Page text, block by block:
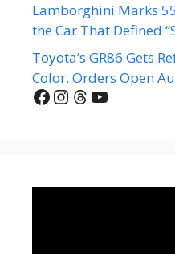
Lamborghini Marks
the Car That Defined
Toyota’s GR86 Gets
Color, Orders Open
Facebook
Instagram
Threads
YouTube